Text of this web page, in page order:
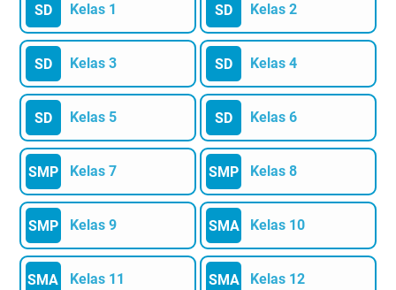
SD Kelas 1 SD Kelas 2
SD Kelas 3 SD Kelas 4
SD Kelas 5 SD Kelas 6
SMP Kelas 7 SMP Kelas 8
SMP Kelas 9 SMA Kelas 10
SMA Kelas 11 SMA Kelas 12